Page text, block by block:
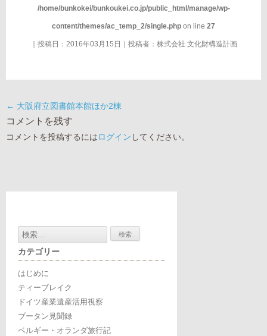
/home/bunkokei/bunkoukei.co.jp/public_html/manage/wp-
content/themes/ac_temp_2/single.php on line 27
｜投稿日：2016年03月15日｜投稿者： 株式会社 文化財構造計画
← 大阪府立図書館本館ほか2棟
コメントを残す
コメントを投稿するにはログイン してください。
検
索:
カテゴリー
はじめに
ティーブレイク
ドイツ産業遺産活用視察
ブータン見聞録
ベルギー・オランダ旅行記